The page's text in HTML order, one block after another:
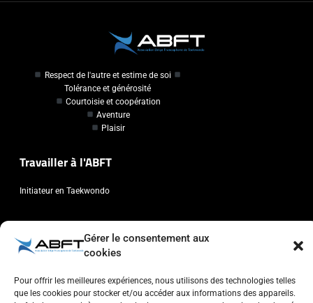
Gérer le consentement aux
cookies
Pour offrir les meilleures expériences, nous utilisons des technologies telles
que les cookies pour stocker et/ou accéder aux informations des appareils.
Respect de l'autre et estime de soi
Tolérance et générosité
Courtoisie et coopération
Aventure
Plaisir
Travailler à l'ABFT
Initiateur en Taekwondo
Contact
Association Belge Francophone de Taekwondo
info@abft.be